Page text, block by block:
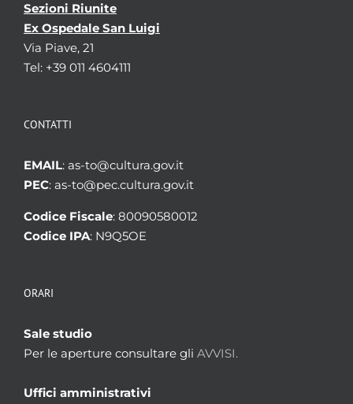
Sezioni Riunite
Ex Ospedale San Luigi
Via Piave, 21
Tel: +39 011 4604111
CONTATTI
EMAIL: as-to@cultura.gov.it
PEC: as-to@pec.cultura.gov.it
Codice Fiscale: 80090580012
Codice IPA: N9Q5OE
ORARI
Sale studio
Per le aperture consultare gli AVVISI.
Uffici amministrativi